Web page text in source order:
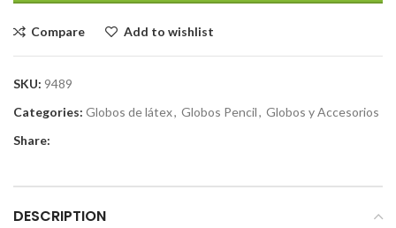
Compare Add to wishlist
SKU: 9489
Categories: Globos de látex, Globos Pencil, Globos y Accesorios
Share:
DESCRIPTION